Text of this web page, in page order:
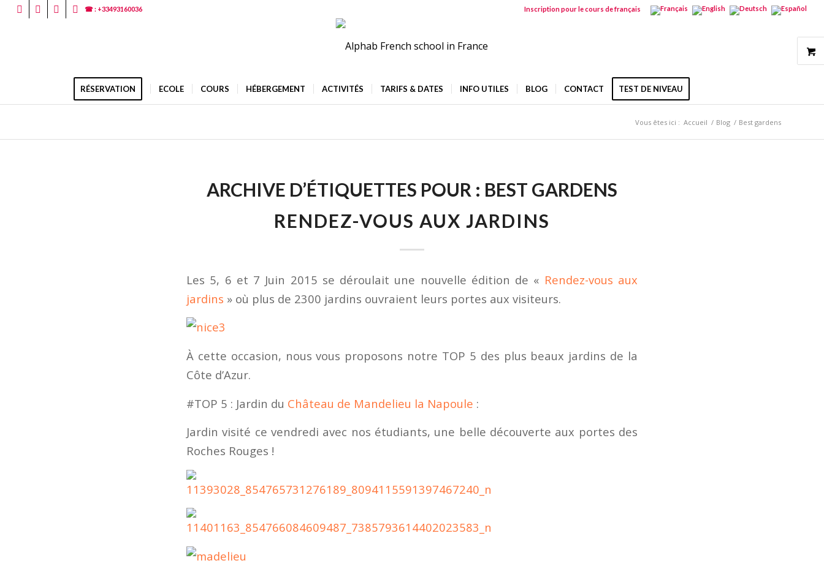
Inscription pour le cours de français
☎ : +33493160036
RÉSERVATION ECOLE COURS HÉBERGEMENT ACTIVITÉS TARIFS & DATES INFO UTILES BLOG CONTACT TEST DE NIVEAU
Vous êtes ici : Accueil / Blog / Best gardens
ARCHIVE D’ÉTIQUETTES POUR : BEST GARDENS
RENDEZ-VOUS AUX JARDINS
Les 5, 6 et 7 Juin 2015 se déroulait une nouvelle édition de « Rendez-vous aux
jardins » où plus de 2300 jardins ouvraient leurs portes aux visiteurs.
À cette occasion, nous vous proposons notre TOP 5 des plus beaux jardins de la
Côte d’Azur.
#TOP 5 : Jardin du Château de Mandelieu la Napoule :
Jardin visité ce vendredi avec nos étudiants, une belle découverte aux portes des
Roches Rouges !